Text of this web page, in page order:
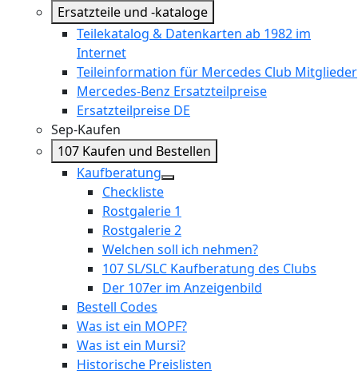
Ersatzteile und -kataloge
Teilekatalog & Datenkarten ab 1982 im
Internet
Teileinformation für Mercedes Club Mitglieder
Mercedes-Benz Ersatzteilpreise
Ersatzteilpreise DE
Sep-Kaufen
107 Kaufen und Bestellen
Kaufberatung
Checkliste
Rostgalerie 1
Rostgalerie 2
Welchen soll ich nehmen?
107 SL/SLC Kaufberatung des Clubs
Der 107er im Anzeigenbild
Bestell Codes
Was ist ein MOPF?
Was ist ein Mursi?
Historische Preislisten